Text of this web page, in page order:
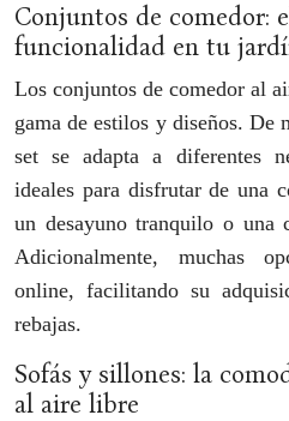
Conjuntos de comedor:
funcionalidad en tu
Los conjuntos de comedor al
gama de estilos y diseños. De
set se adapta a diferentes
ideales para disfrutar de una
un desayuno tranquilo o una
Adicionalmente, muchas
online, facilitando su
rebajas.
Sofás y sillones: la
al aire libre